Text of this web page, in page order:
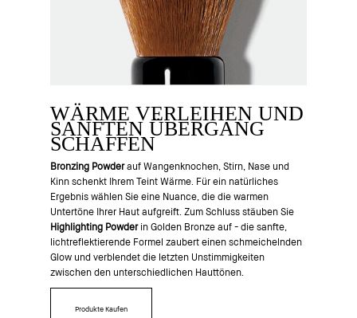
WÄRME VERLEIHEN UND
SANFTEN ÜBERGANG
SCHAFFEN
Bronzing Powderauf Wangenknochen, Stirn, Nase und
Kinn schenkt Ihrem Teint Wärme. Für ein natürliches
Ergebnis wählen Sie eine Nuance, die die warmen
Untertöne Ihrer Haut aufgreift. Zum Schluss stäuben Sie
Highlighting Powderin Golden Bronze auf - die sanfte,
lichtreflektierende Formel zaubert einen schmeichelnden
Glow und verblendet die letzten Unstimmigkeiten
zwischen den unterschiedlichen Hauttönen.
Produkte Kaufen